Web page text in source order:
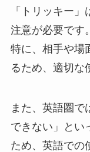
「トリッキー
注意が必要です。
特に、相手や場
るため、適切な
また、英語圏で
できない」とい
ため、英語での